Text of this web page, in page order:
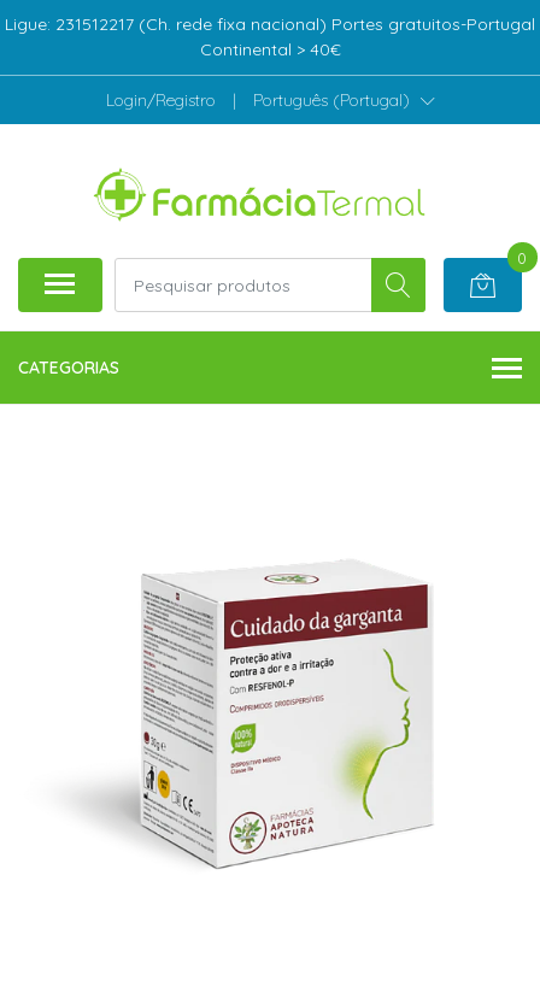
Ligue: 231512217 (Ch. rede fixa nacional) Portes gratuitos-Portugal
Continental > 40€
Login/Registro | Português (Portugal)
0
CATEGORIAS